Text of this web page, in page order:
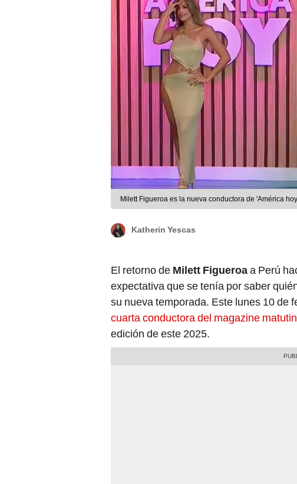
Milett Figueroa es la nueva conductora de 'América
Katherin Yescas
El retorno de Milett Figueroaa Perú
expectativa que se tenía por saber
su nueva temporada. Este lunes 10 de
cuarta conductora del magazine matutin
edición de este 2025.